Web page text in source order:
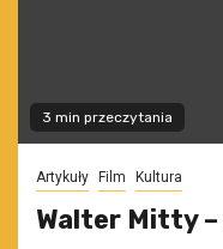
3 min przeczytania
Artykuły Film Kultura
Walter Mitty